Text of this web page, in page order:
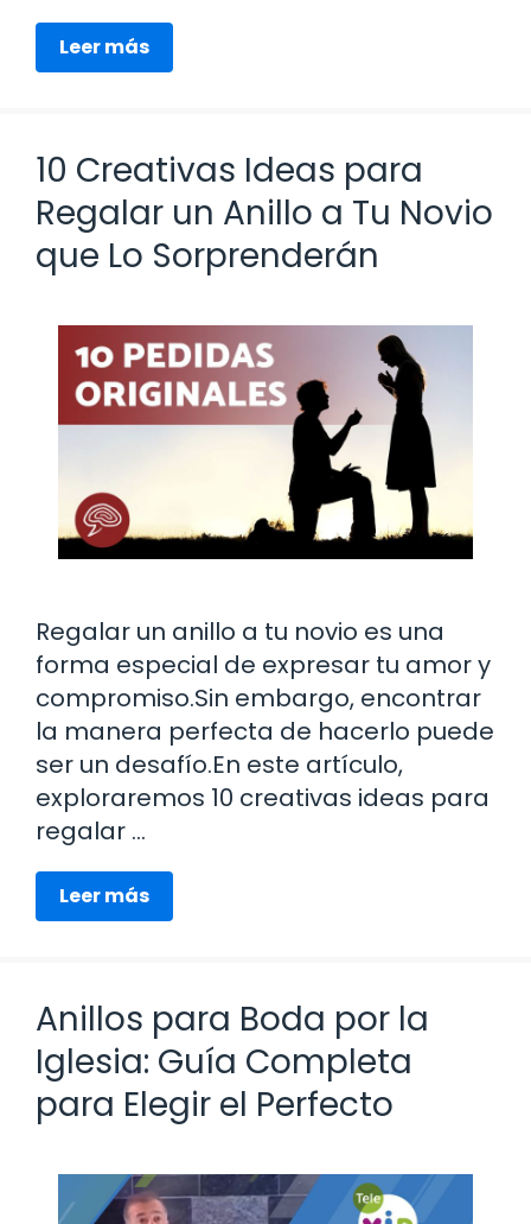
Leer más
10 Creativas Ideas para
Regalar un Anillo a Tu Novio
que Lo Sorprenderán
Regalar un anillo a tu novio es una
forma especial de expresar tu amor y
compromiso.Sin embargo, encontrar
la manera perfecta de hacerlo puede
ser un desafío.En este artículo,
exploraremos 10 creativas ideas para
regalar …
Leer más
Anillos para Boda por la
Iglesia: Guía Completa
para Elegir el Perfecto